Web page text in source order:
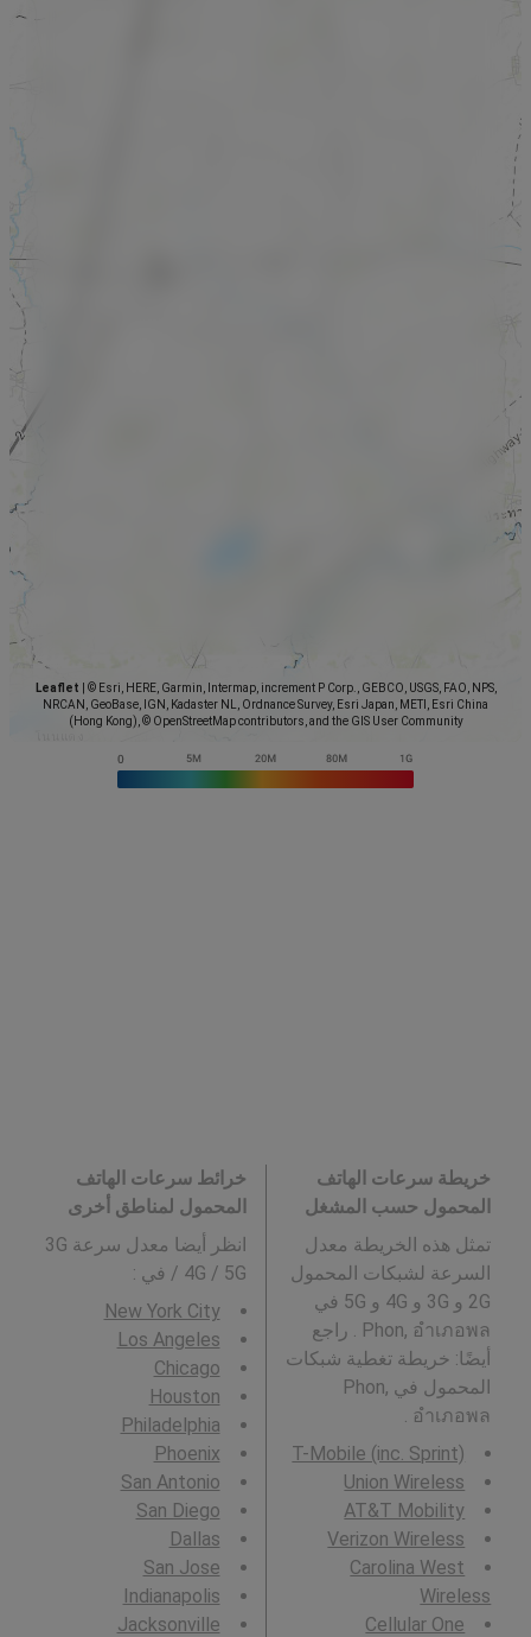
Leaflet
© Esri, HERE, Garmin, Intermap, increment P Corp., GEBCO, USGS, FAO, NPS,
NRCAN, GeoBase, IGN, Kadaster NL, Ordnance Survey, Esri Japan, METI, Esri China
(Hong Kong), © OpenStreetMap contributors, and the GIS User Community
خريطة سرعات الهاتف
المحمول حسب المشغل
تمثل هذه الخريطة معدل
السرعة لشبكات المحمول
2G و 3G و 4G و 5G في
Phon, อำเภอพล . راجع
أيضًا: خريطة تغطية شبكات
المحمول في Phon,
อำเภอพล .
T-Mobile (inc. Sprint)
Union Wireless
AT&T Mobility
Verizon Wireless
Carolina West
Wireless
Cellular One
خرائط سرعات الهاتف
المحمول لمناطق أخرى
انظر أيضا معدل سرعة 3G
/ 4G / 5G في
:
New York City
Los Angeles
Chicago
Houston
Philadelphia
Phoenix
San Antonio
San Diego
Dallas
San Jose
Indianapolis
Jacksonville